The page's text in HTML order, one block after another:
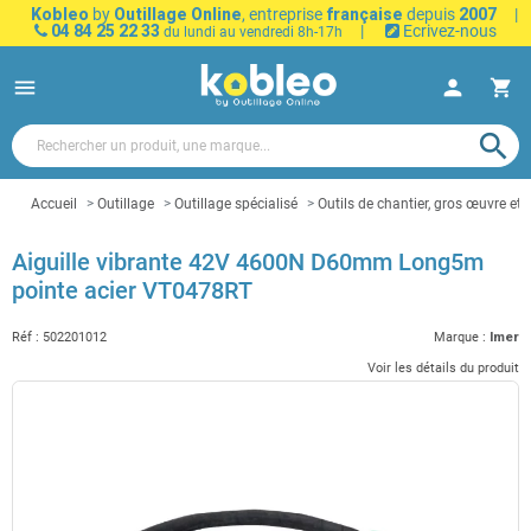
Kobleo by Outillage Online, entreprise française depuis 2007
|
04 84 25 22 33 du lundi au vendredi 8h-17h | Ecrivez-nous
menu person shopping_cart
search
Accueil Outillage Outillage spécialisé Outils de chantier, gros œuvre et
Aiguille vibrante 42V 4600N D60mm Long5m
pointe acier VT0478RT
Réf : 502201012 Marque : Imer
Voir les détails du produit